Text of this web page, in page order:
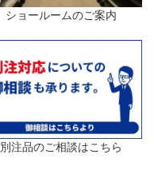
ショールームのご案内
別注品のご相談はこちら